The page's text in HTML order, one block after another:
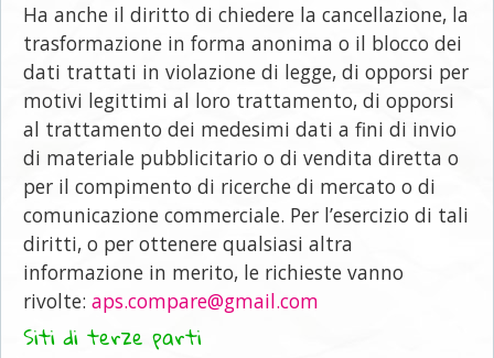
Ha anche il diritto di chiedere la cancellazione, la
trasformazione in forma anonima o il blocco dei
dati trattati in violazione di legge, di opporsi per
motivi legittimi al loro trattamento, di opporsi
al trattamento dei medesimi dati a fini di invio
di materiale pubblicitario o di vendita diretta o
per il compimento di ricerche di mercato o di
comunicazione commerciale. Per l’esercizio di tali
diritti, o per ottenere qualsiasi altra
informazione in merito, le richieste vanno
rivolte: aps.compare@gmail.com
Siti di terze parti